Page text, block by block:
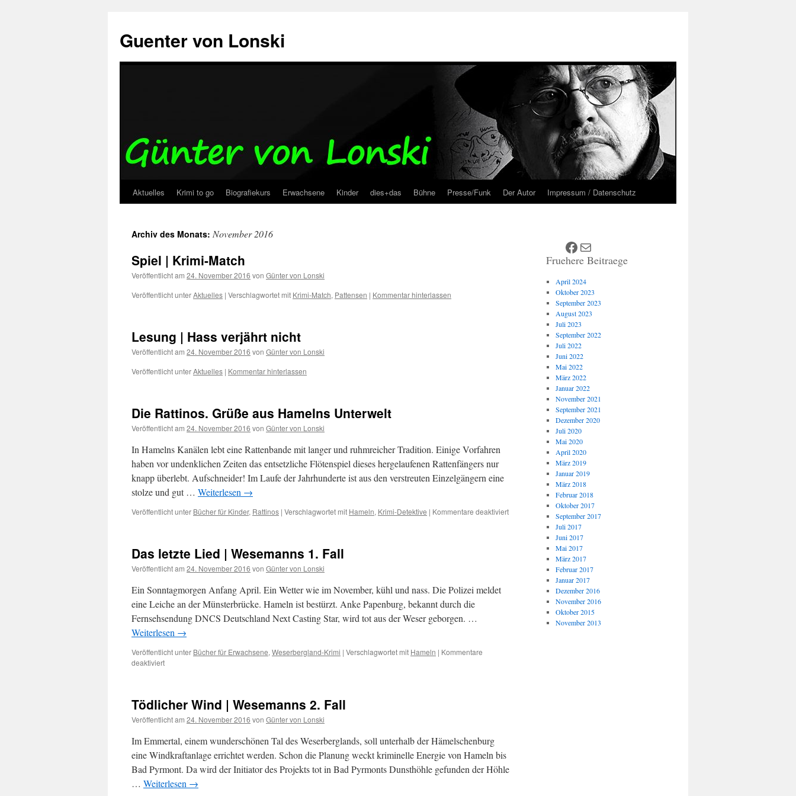
springen
Guenter von Lonski
Aktuelles Krimi to go Biografiekurs Erwachsene Kinder dies+das Bühne Presse/Funk Der Autor Impressum / Datenschutz
Archiv des Monats: November 2016
Spiel | Krimi-Match
Veröffentlicht am 24. November 2016 von Günter von Lonski
Veröffentlicht unterAktuelles | Verschlagwortet mit Krimi-Match, Pattensen | Kommentar hinterlassen
Lesung | Hass verjährt nicht
Veröffentlicht am 24. November 2016 von Günter von Lonski
Veröffentlicht unterAktuelles | Kommentar hinterlassen
Die Rattinos. Grüße aus Hamelns Unterwelt
Veröffentlicht am 24. November 2016 von Günter von Lonski
In Hamelns Kanälen lebt eine Rattenbande mit langer und ruhmreicher Tradition. Einige Vorfahren
haben vor undenklichen Zeiten das entsetzliche Flötenspiel dieses hergelaufenen Rattenfängers nur
knapp überlebt. Aufschneider! Im Laufe der Jahrhunderte ist aus den verstreuten Einzelgängern eine
stolze und gut … Weiterlesen →
Veröffentlicht unter Bücher für Kinder, Rattinos | Verschlagwortet mit Hameln, Krimi-Detektive | Kommentare deaktiviertfür
Das letzte Lied | Wesemanns 1. Fall
Veröffentlicht am 24. November 2016 von Günter von Lonski
Ein Sonntagmorgen Anfang April. Ein Wetter wie im November, kühl und nass. Die Polizei meldet
eine Leiche an der Münsterbrücke. Hameln ist bestürzt. Anke Papenburg, bekannt durch die
Fernsehsendung DNCS Deutschland Next Casting Star, wird tot aus der Weser geborgen. …
Weiterlesen →
Veröffentlicht unter Bücher für Erwachsene, Weserbergland-Krimi | Verschlagwortet mit Hameln | Kommentare
deaktiviertfür
|
Wesemanns
1.
Fall
Tödlicher Wind | Wesemanns 2. Fall
Veröffentlicht am 24. November 2016 von Günter von Lonski
Im Emmertal, einem wunderschönen Tal des Weserberglands, soll unterhalb der Hämelschenburg
eine Windkraftanlage errichtet werden. Schon die Planung weckt kriminelle Energie von Hameln bis
Bad Pyrmont. Da wird der Initiator des Projekts tot in Bad Pyrmonts Dunsthöhle gefunden der Höhle
… Weiterlesen →
Facebook
E-Mail
Fruehere Beitraege
April 2024
Oktober 2023
September 2023
August 2023
Juli 2023
September 2022
Juli 2022
Juni 2022
Mai 2022
März 2022
Januar 2022
November 2021
September 2021
Dezember 2020
Juli 2020
Mai 2020
April 2020
März 2019
Januar 2019
März 2018
Februar 2018
Oktober 2017
September 2017
Juli 2017
Juni 2017
Mai 2017
März 2017
Februar 2017
Januar 2017
Dezember 2016
November 2016
Oktober 2015
November 2013